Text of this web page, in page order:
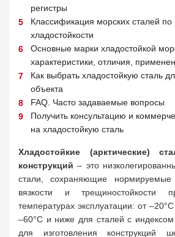
регистры
Классификация морских сталей по
хладостойкости
Основные марки хладостойкой
характеристики, отличия,
Как выбрать хладостойкую сталь
объекта
FAQ. Часто задаваемые вопросы
Получить консультацию и
на хладостойкую сталь
Хладостойкие (арктические)
конструкций – это
стали, сохраняющие нормируемые
вязкости и трещиностойкости
температурах эксплуатации: от
–60°C и ниже для сталей с
для изготовления конструкций